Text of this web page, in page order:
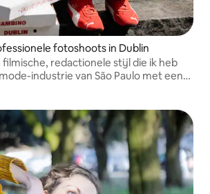
fotoshoots in Dublin
redactionele stijl die ik heb
industrie van São Paulo met een
tot conversie